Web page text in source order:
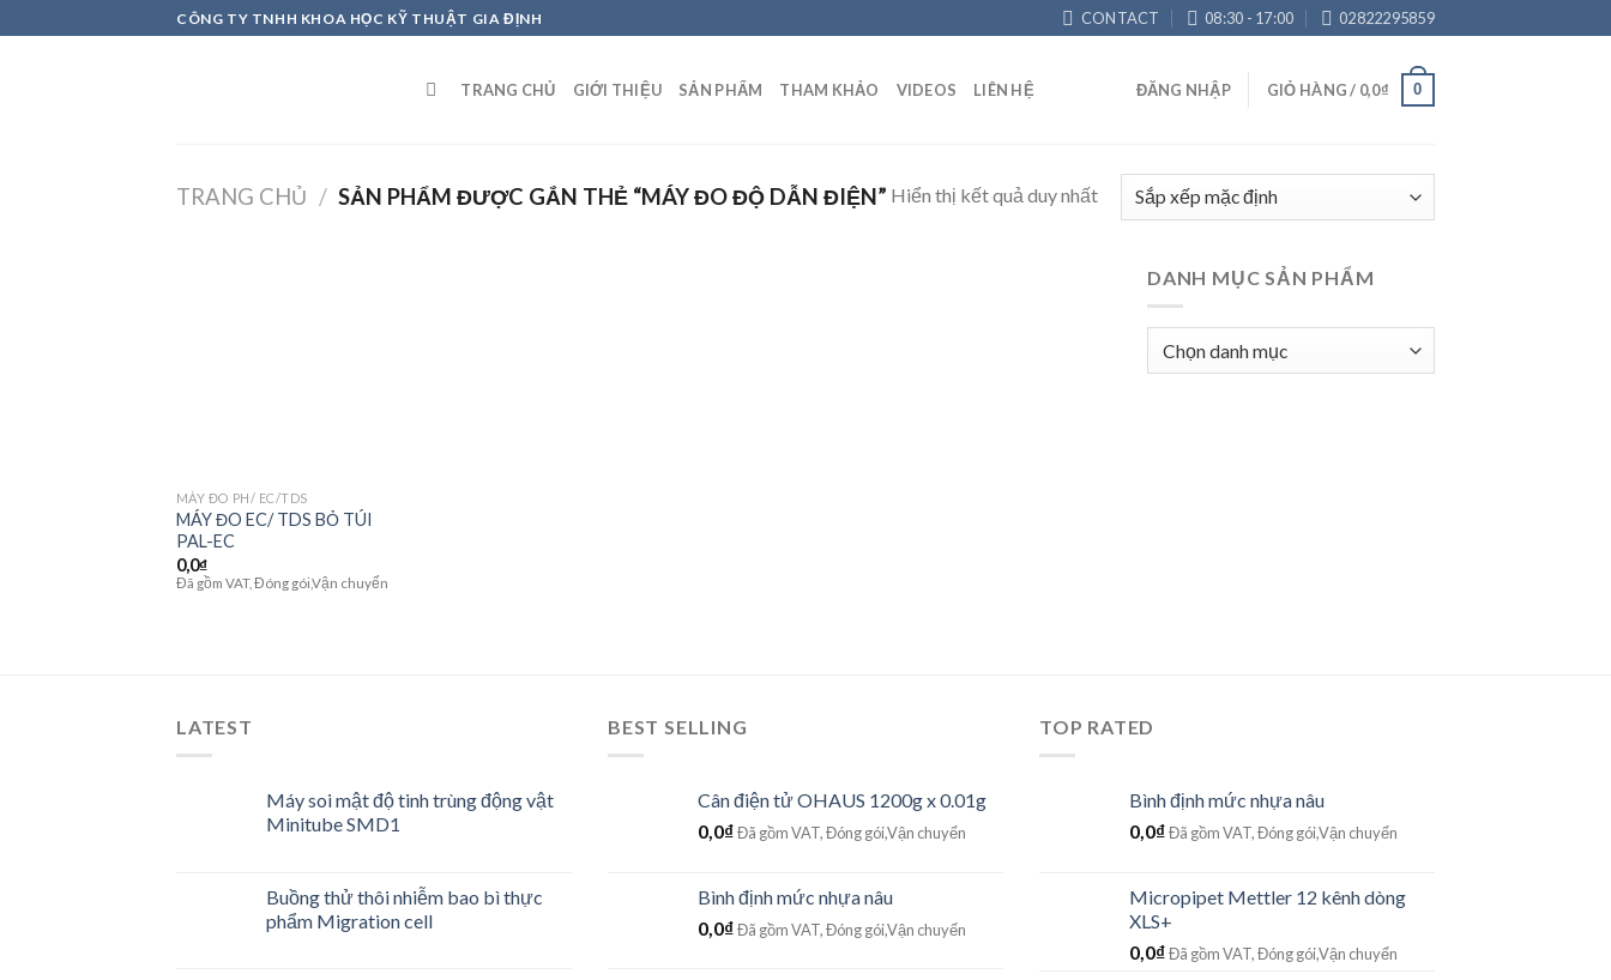
to
CÔNG TY TNHH KHOA HỌC KỸ THUẬT GIA ĐỊNH CONTACT 08:30 - 17:00 02822295859
TRANG CHỦ GIỚI THIỆU SẢN PHẨM THAM KHẢO VIDEOS LIÊN HỆ ĐĂNG NHẬP GIỎ HÀNG / 0,0₫ 0
TRANG CHỦ / SẢN PHẨM ĐƯỢC GẮN THẺ “MÁY ĐO ĐỘ DẪN ĐIỆN” Hiển thị kết quả duy nhất
MÁY ĐO PH/ EC/TDS
MÁY ĐO EC/ TDS BỎ TÚI
PAL-EC
0,0₫
Đã gồm VAT, Đóng gói,Vận chuyển
DANH MỤC SẢN PHẨM
LATEST
Máy soi mật độ tinh trùng động vật
Minitube SMD1
Buồng thử thôi nhiễm bao bì thực
phẩm Migration cell
BEST SELLING
Cân điện tử OHAUS 1200g x 0.01g
0,0₫Đã gồm VAT, Đóng gói,Vận chuyển
Bình định mức nhựa nâu
0,0₫Đã gồm VAT, Đóng gói,Vận chuyển
TOP RATED
Bình định mức nhựa nâu
0,0₫Đã gồm VAT, Đóng gói,Vận chuyển
Micropipet Mettler 12 kênh dòng
XLS+
0,0₫Đã gồm VAT, Đóng gói,Vận chuyển